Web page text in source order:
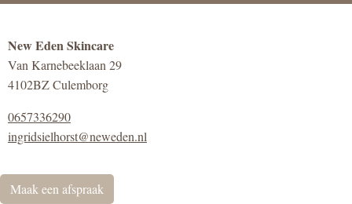
New Eden Skincare
Van Karnebeeklaan 29
4102BZ Culemborg
0657336290
ingridsielhorst@neweden.nl
Maak een afspraak